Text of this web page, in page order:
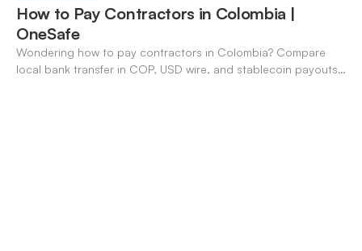
How to Pay Contractors in Colombia |
OneSafe
Wondering how to pay contractors in Colombia? Compare
local bank transfer in COP, USD wire, and stablecoin payouts.